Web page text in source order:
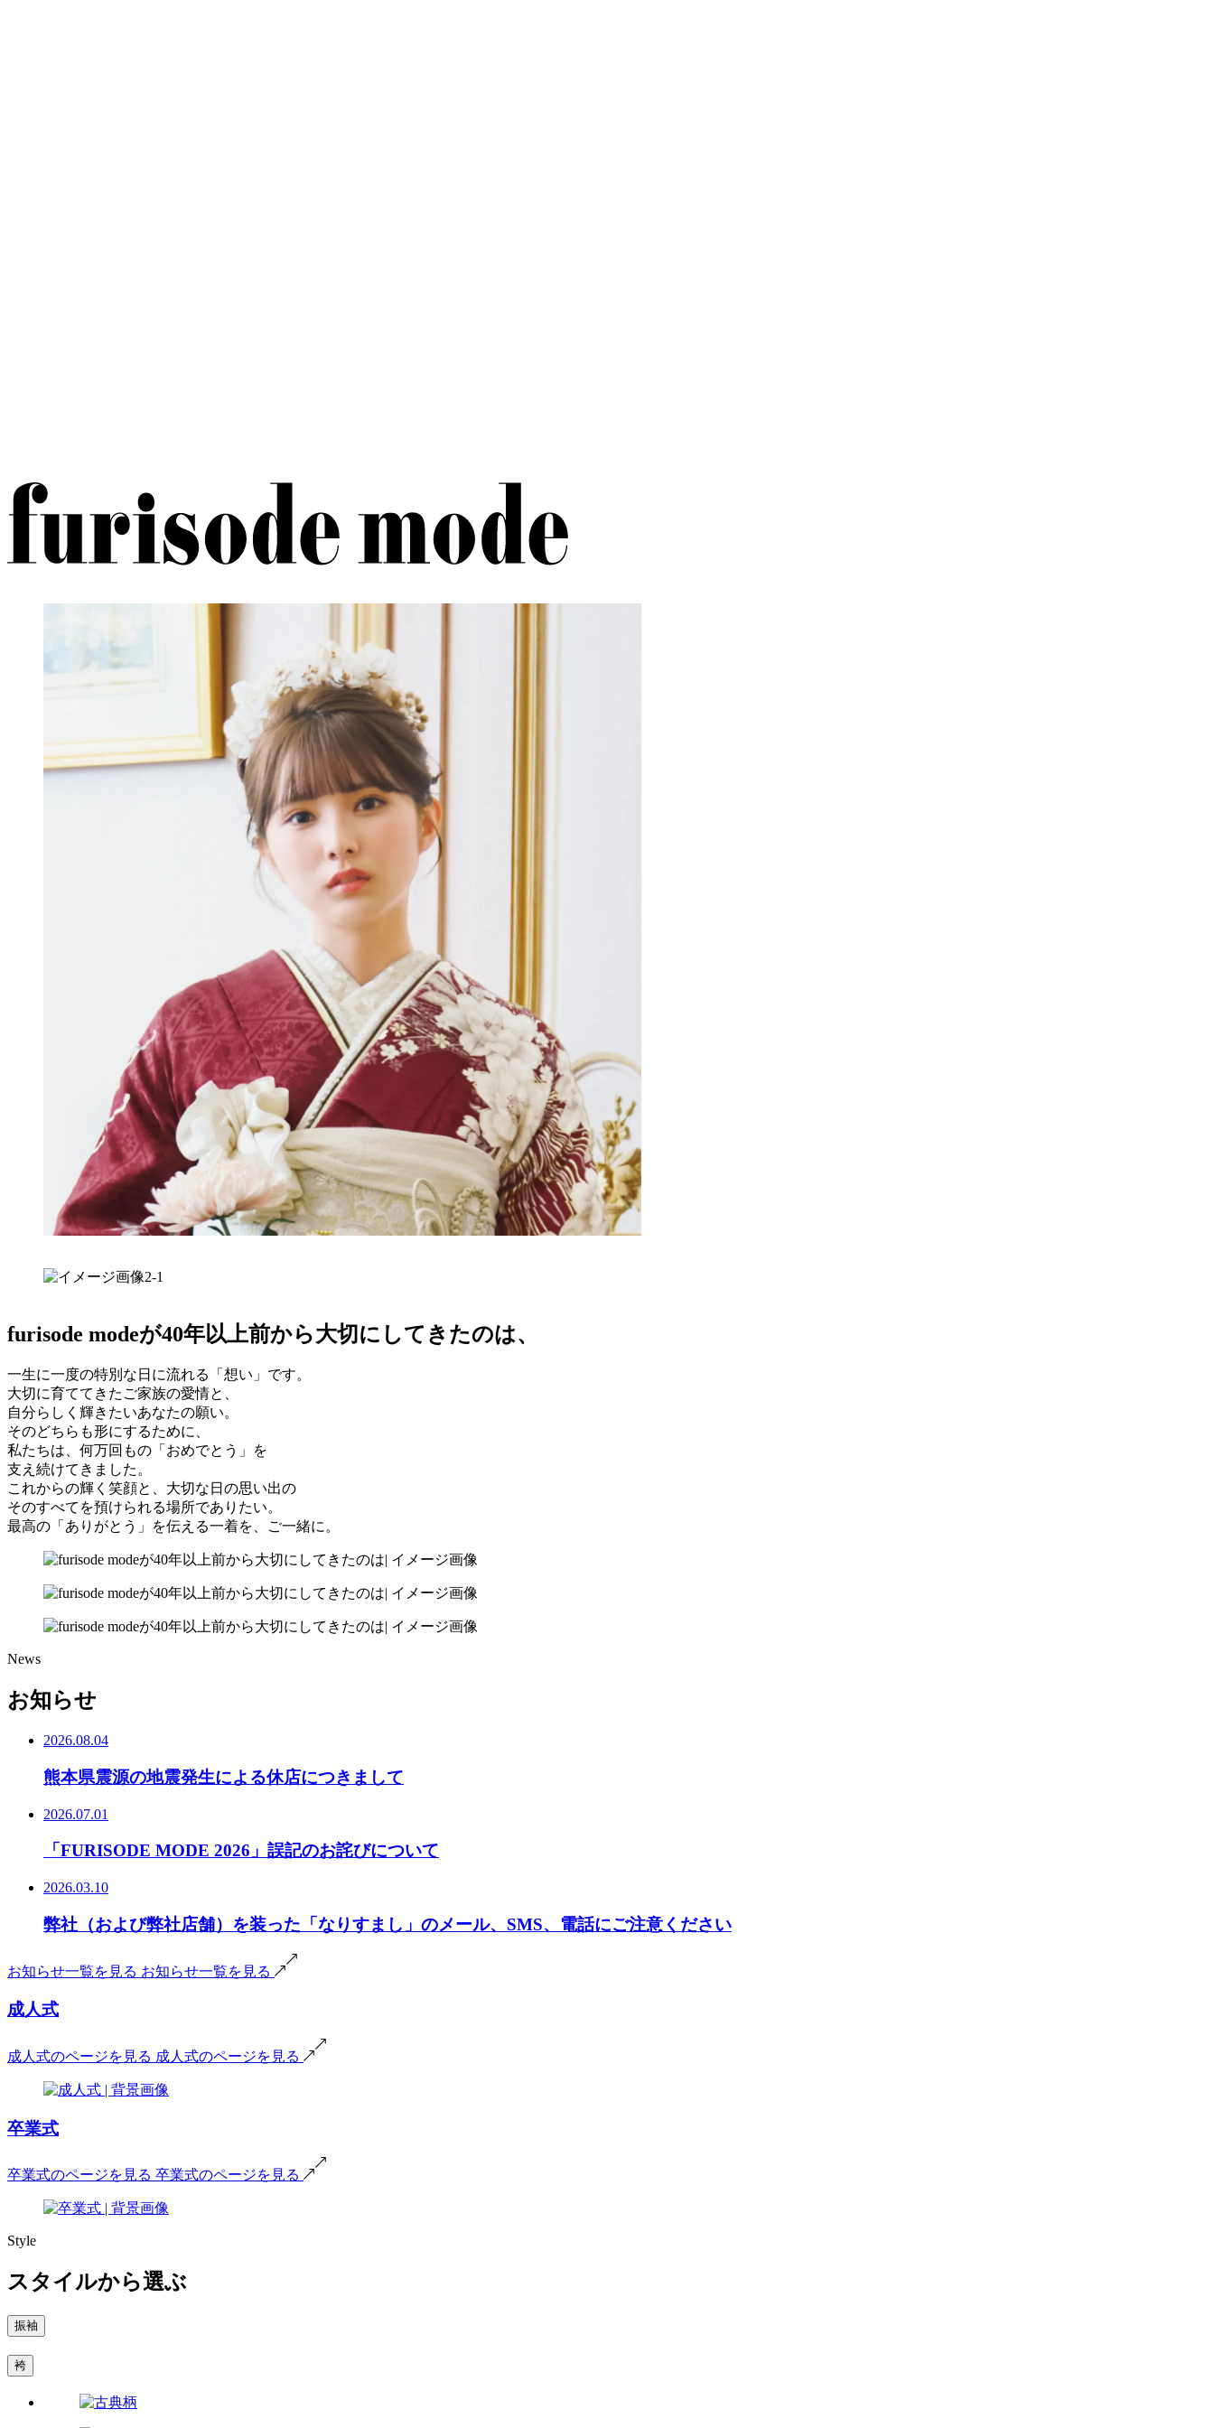
furisode modeが40年以上前から大切にしてきたのは、
一生に一度の特別な日に流れる「想い」です。
大切に育ててきたご家族の愛情と、
自分らしく輝きたいあなたの願い。
そのどちらも形にするために、
私たちは、何万回もの「おめでとう」を
支え続けてきました。
これからの輝く笑顔と、大切な日の思い出の
そのすべてを預けられる場所でありたい。
最高の「ありがとう」を伝える一着を、ご一緒に。
News
お知らせ
2026.08.04
熊本県震源の地震発生による休店につきまして
2026.07.01
「FURISODE MODE 2026」誤記のお詫びについて
2026.03.10
弊社（および弊社店舗）を装った「なりすまし」のメール、SMS、電話にご注意ください
お知らせ一覧を見る お知らせ一覧を見る
成人式
成人式のページを見る 成人式のページを見る
卒業式
卒業式のページを見る 卒業式のページを見る
Style
スタイルから選ぶ
振袖
袴